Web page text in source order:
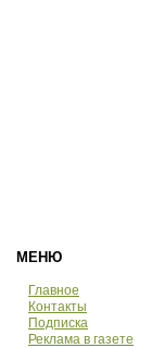
МЕНЮ
Главное
Контакты
Подписка
Реклама в газете